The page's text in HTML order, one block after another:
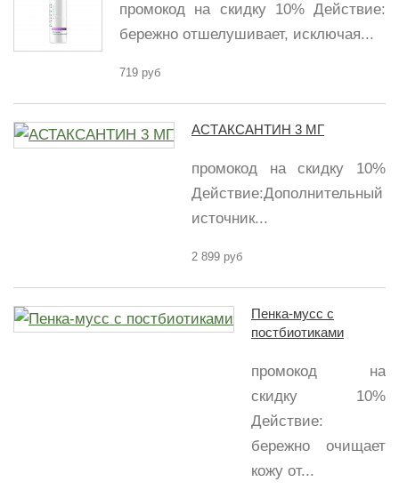
промокод на скидку 10% Действие:
бережно отшелушивает, исключая...
719 руб
АСТАКСАНТИН 3 МГ
промокод на скидку 10%
Действие:Дополнительный
источник...
2 899 руб
Пенка-мусс с
постбиотиками
промокод на
скидку 10%
Действие:
бережно очищает
кожу от...